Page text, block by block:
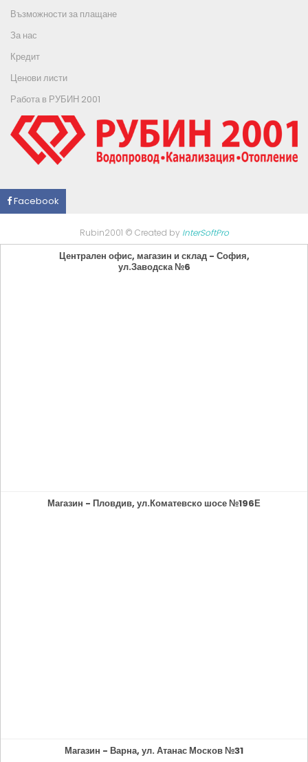
Възможности за плащане
За нас
Кредит
Ценови листи
Работа в РУБИН 2001
Facebook
Rubin2001 © Created by InterSoftPro
Централен офис, магазин и склад - София,
ул.Заводска №6
Магазин - Пловдив, ул.Коматевско шосе №196Е
Магазин - Варна, ул. Атанас Москов №31